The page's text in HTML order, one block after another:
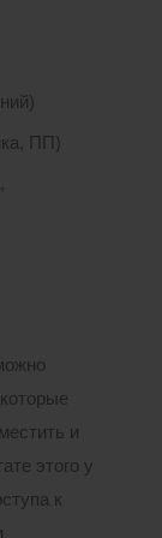
ПП)
и
этого у
к